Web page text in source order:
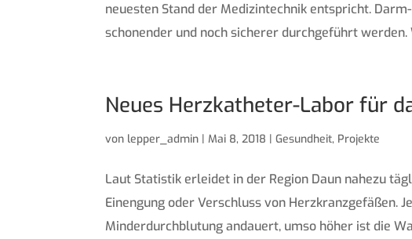
neuesten Stand der Medizintechnik entspricht.
schonender und noch sicherer durchgeführt werden.
Neues Herzkatheter-Labor für
von lepper_admin |Mai 8, 2018 |Gesundheit, Projekte
Laut Statistik erleidet in der Region Daun nahezu
Einengung oder Verschluss von Herzkranzgefäßen.
Minderdurchblutung andauert, umso höher ist die